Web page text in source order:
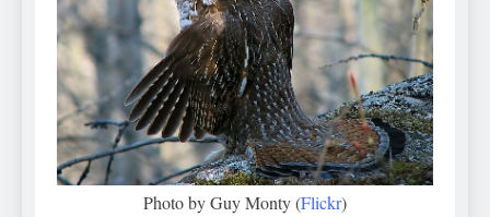
Photo by Guy Monty (Flickr)